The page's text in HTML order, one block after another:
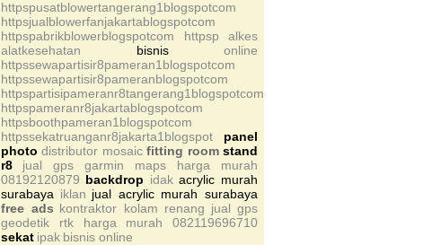
httpspusatblowertangerang1blogspotcom
httpsjualblowerfanjakartablogspotcom
httpspabrikblowerblogspotcom httpsp
alkes
alatkesehatan
bisnis
online
httpssewapartisir8pameran1blogspotcom
httpssewapartisir8pameranblogspotcom
httpspartisipameranr8tangerang1blogspotcom
httpspameranr8jakartablogspotcom
httpsboothpameran1blogspotcom
httpssekatruanganr8jakarta1blogspot
panel
photo distributor mosaic fitting room stand
r8
jual gps garmin maps harga murah
08192120879 backdrop idak acrylic murah
surabaya iklan jual acrylic murah surabaya
free ads kontraktor kolam renang jual gps
geodetik rtk harga murah 082119696710
sekat ipak bisnis online